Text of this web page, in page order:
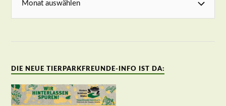
DIE NEUE TIERPARKFREUNDE-INFO IST DA: